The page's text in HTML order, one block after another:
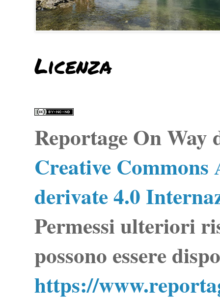
Licenza
Reportage On Way
Creative
derivate 4.0
Permessi ulteriori
possono essere
https://